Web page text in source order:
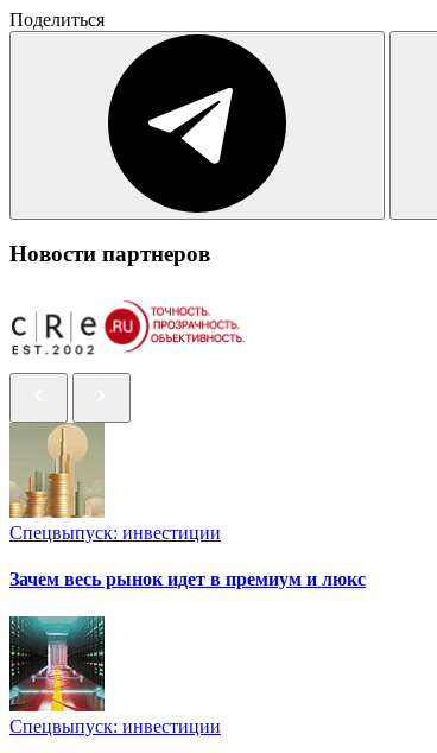
Поделиться
Новости партнеров
Спецвыпуск: инвестиции
Зачем весь рынок идет в премиум и люкс
Спецвыпуск: инвестиции